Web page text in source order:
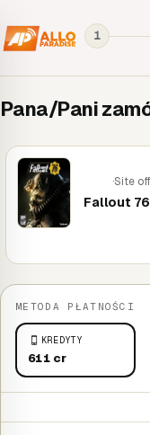
1
Pana/Pani
·Site
Fallout
METODA PŁATNOŚCI
KREDYTY
611 cr